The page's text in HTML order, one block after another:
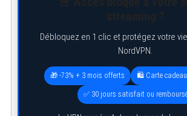
Débloquez en 1 clic et protégez votre
NordVPN.
🎁 -73% + 3 mois offerts 🛍️ Carte
✅ 30 jours satisfait ou